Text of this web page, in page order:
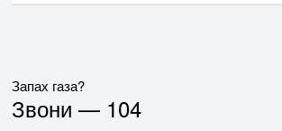
Запах газа?
Звони — 104